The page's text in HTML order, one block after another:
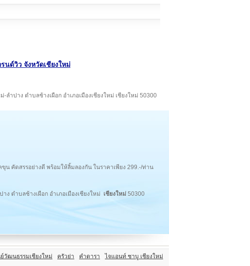
นด์วิว จังหวัดเชียงใหม่
ำปาง ตำบลช้างเผือก อำเภอเมืองเชียงใหม่ เชียงใหม่ 50300
คัดสรรอย่างดี พร้อมให้ลิ้มลองกัน ในราคาเพียง 299.-/ท่าน
ง ตำบลช้างเผือก อำเภอเมืองเชียงใหม่ เชียงใหม่ 50300
วัฒนธรรมเชียงใหม่ ครัวย่า คำดารา ไจแอนท์ ชาบู เชียงใหม่